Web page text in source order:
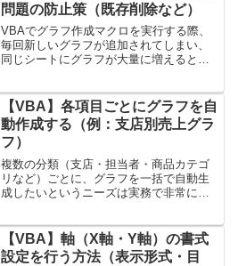
問題の防止策（既存削除など）
VBAでグラフ作成マクロを実行する際、
毎回新しいグラフが追加されてしまい、
同じシートにグラフが大量に増えるとい
前のグラフが複数作られる」「位置や条
件で既存グラフを判別し...
【VBA】各項目ごとにグラフを自
動作成する（例：支店別売上グラ
フ）
複数の分類（支店・担当者・商品カテゴ
リなど）ごとに、グラフを一括で自動生
成したいというニーズは実務で非常に多
5 個支店が 20 ならグラフ 20 個を手作業
で作成...
【VBA】軸（X軸・Y軸）の書式
設定を行う方法（表示形式・目